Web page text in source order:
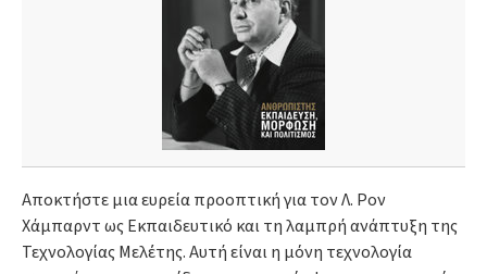
Αποκτήστε μια ευρεία προοπτική για τον Λ. Ρον
Χάμπαρντ ως Εκπαιδευτικό και τη λαμπρή ανάπτυξη της
Τεχνολογίας Μελέτης. Αυτή είναι η μόνη τεχνολογία